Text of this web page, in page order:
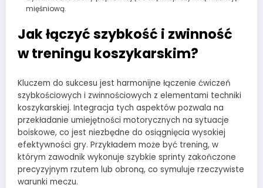
mięśniową.
Jak łączyć szybkość i zwinność
w treningu koszykarskim?
Kluczem do sukcesu jest harmonijne łączenie ćwiczeń
szybkościowych i zwinnościowych z elementami techniki
koszykarskiej. Integracja tych aspektów pozwala na
przekładanie umiejętności motorycznych na sytuacje
boiskowe, co jest niezbędne do osiągnięcia wysokiej
efektywności gry. Przykładem może być trening, w
którym zawodnik wykonuje szybkie sprinty zakończone
precyzyjnym rzutem lub obroną, co symuluje rzeczywiste
warunki meczu.